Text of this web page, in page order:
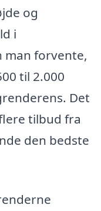
og
i
man forvente,
til 2.000
Det
tilbud fra
den bedste